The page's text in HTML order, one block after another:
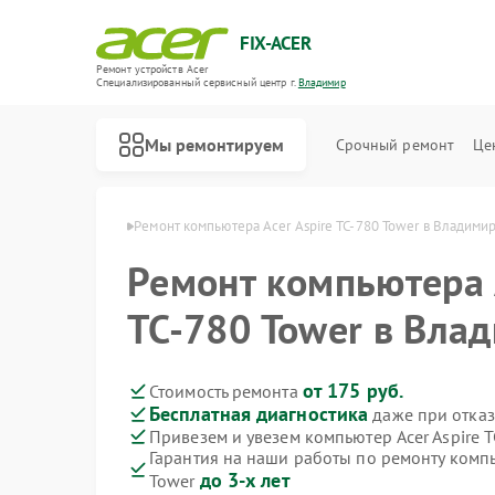
FIX-ACER
Ремонт устройств Acer
Специализированный cервисный центр г.Владимир
Мы ремонтируем Срочный ремонт
Acer в Владимире Ремонт компьютера Acer Aspire TC‑780 Tower в
Ремонт компьютера
TC‑780 Tower в
Стоимость ремонта от 175 руб.
Бесплатная диагностика даже при
Привезем и увезем компьютер Acer Aspire
Гарантия на наши работы по ремонту
Tower до 3-х лет